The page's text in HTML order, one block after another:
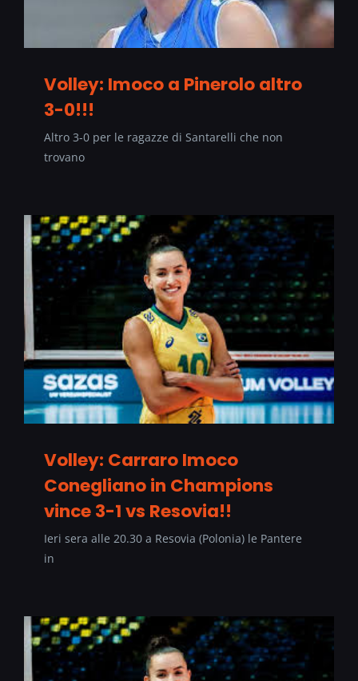
Volley: Imoco a Pinerolo altro
3-0!!!
Altro 3-0 per le ragazze di Santarelli che non
trovano
Volley: Carraro Imoco
Conegliano in Champions
vince 3-1 vs Resovia!!
Ieri sera alle 20.30 a Resovia (Polonia) le Pantere
in